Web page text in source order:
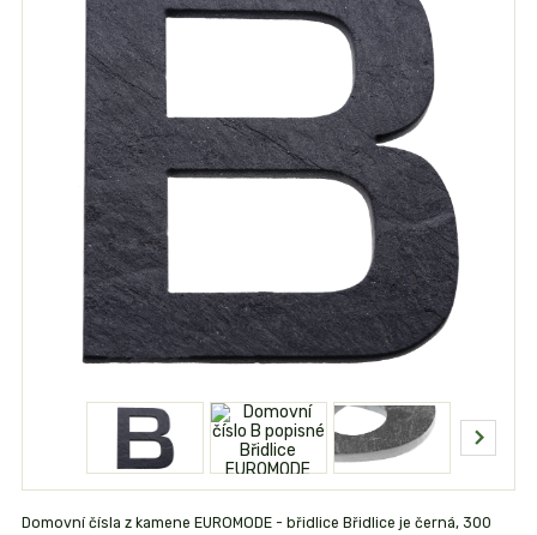
Domovní čísla z kamene EUROMODE - břidlice Břidlice je černá, 300